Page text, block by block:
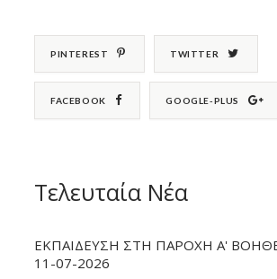
PINTEREST TWITTER
FACEBOOK GOOGLE-PLUS
Τελευταία Νέα
ΕΚΠΑΙΔΕΥΣΗ ΣΤΗ ΠΑΡΟΧΗ Α'
11-07-2026